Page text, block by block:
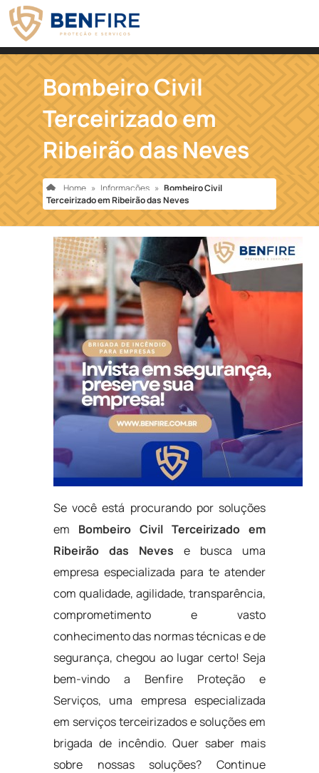
Bombeiro Civil
Terceirizado em
Ribeirão das Neves
Home » Informações » Bombeiro Civil
Terceirizado em Ribeirão das Neves
Se você está procurando por soluções
em Bombeiro Civil Terceirizado em
Ribeirão das Nevese busca uma
empresa especializada para te atender
com qualidade, agilidade, transparência,
comprometimento e vasto
conhecimento das normas técnicas e de
segurança, chegou ao lugar certo! Seja
bem-vindo a Benfire Proteção e
Serviços, uma empresa especializada
em serviços terceirizados e soluções em
brigada de incêndio. Quer saber mais
sobre nossas soluções? Continue